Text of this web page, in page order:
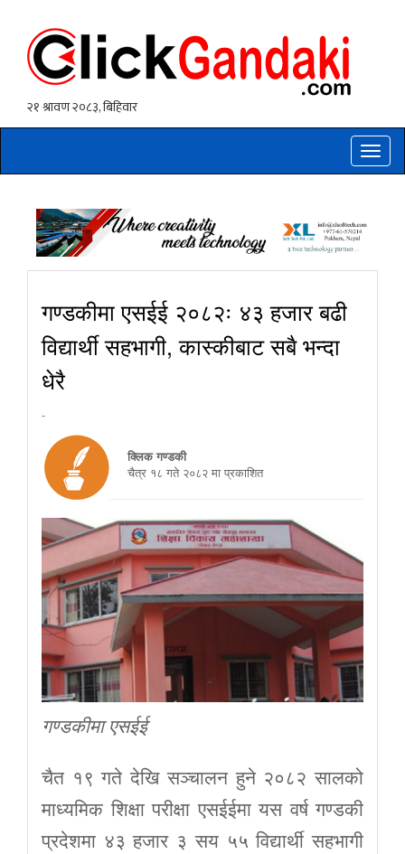
Toggle
गण्डकीमा एसईई २०८२ः ४३ हजार बढी
विद्यार्थी सहभागी, कास्कीबाट सबै भन्दा
धेरै
-
क्लिक गण्डकी
चैत्र १८ गते २०८२ मा प्रकाशित
गण्डकीमा एसईई
चैत १९ गते देखि सञ्चालन हुने २०८२ सालको
माध्यमिक शिक्षा परीक्षा एसईईमा यस वर्ष गण्डकी
प्रदेशमा ४३ हजार ३ सय ५५ विद्यार्थी सहभागी